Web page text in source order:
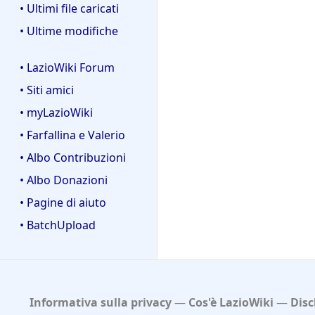
• Ultimi file caricati
• Ultime modifiche
• LazioWiki Forum
• Siti amici
• myLazioWiki
• Farfallina e Valerio
• Albo Contribuzioni
• Albo Donazioni
• Pagine di aiuto
• BatchUpload
Informativa sulla privacy Cos'è LazioWiki